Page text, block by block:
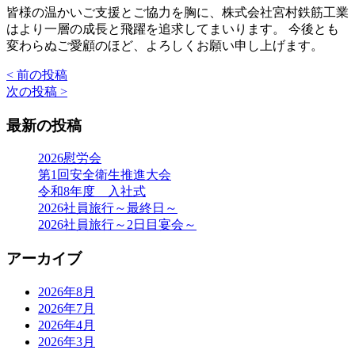
皆様の温かいご支援とご協力を胸に、株式会社宮村鉄筋工業
はより一層の成長と飛躍を追求してまいります。 今後とも
変わらぬご愛顧のほど、よろしくお願い申し上げます。
投
稿
ナ
ョ
< 前の投稿
次の投稿 >
最新の投稿
2026慰労会
第1回安全衛生推進大会
令和8年度 入社式
2026社員旅行～最終日～
2026社員旅行～2日目宴会～
アーカイブ
2026年8月
2026年7月
2026年4月
2026年3月